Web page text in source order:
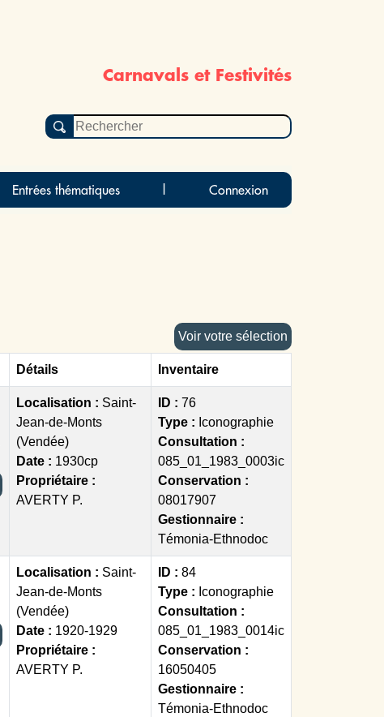
Carnavals et Festivités
Entrées thématiques Connexion
Voir votre sélection
Détails Inventaire
Localisation : Saint-
Jean-de-Monts
(Vendée)
Date : 1930cp
Propriétaire :
AVERTY P.
ID : 76
Type : Iconographie
Consultation :
085_01_1983_0003ic
Conservation :
08017907
Gestionnaire :
Témonia-Ethnodoc
Localisation : Saint-
Jean-de-Monts
(Vendée)
Date : 1920-1929
Propriétaire :
AVERTY P.
ID : 84
Type : Iconographie
Consultation :
085_01_1983_0014ic
Conservation :
16050405
Gestionnaire :
Témonia-Ethnodoc